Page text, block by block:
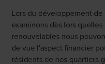
Lors du développement
examinons dès lors
renouvelables nous
de vue l'aspect financier
résidents de nos quartiers